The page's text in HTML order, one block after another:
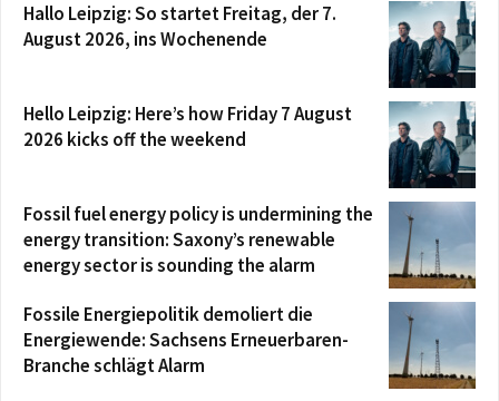
Hallo Leipzig: So startet Freitag, der 7.
August 2026, ins Wochenende
Hello Leipzig: Here’s how Friday 7 August
2026 kicks off the weekend
Fossil fuel energy policy is undermining the
energy transition: Saxony’s renewable
energy sector is sounding the alarm
Fossile Energiepolitik demoliert die
Energiewende: Sachsens Erneuerbaren-
Branche schlägt Alarm